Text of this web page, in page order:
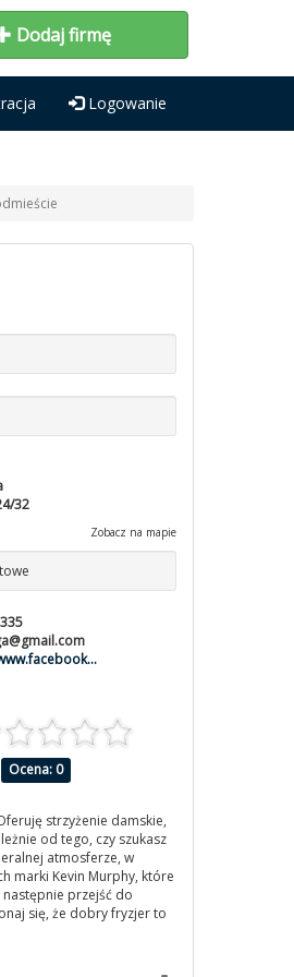
Dodaj firmę
Logowanie
32
Zobacz na mapie
Ocena: 0
strzyżenie damskie,
od tego, czy szukasz
atmosferze, w
marki Kevin Murphy, które
przejść do
się, że dobry fryzjer to